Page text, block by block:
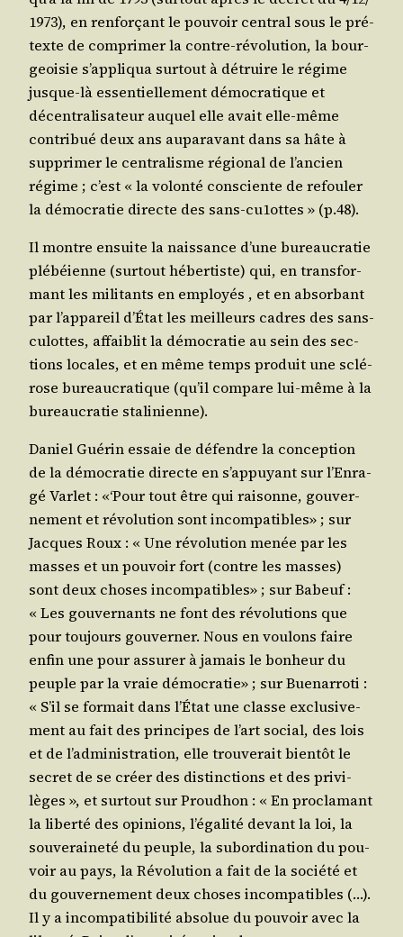
1973), en ren­for­çant le pou­voir cen­tral sous le pré­
texte de com­pri­mer la contre-révo­lu­tion, la bour­
geoi­sie s’ap­pli­qua sur­tout à détruire le régime
jusque-là essen­tiel­le­ment démo­cra­tique et
décen­tra­li­sa­teur auquel elle avait elle-même
contri­bué deux ans aupa­ra­vant dans sa hâte à
sup­pri­mer le cen­tra­lisme régio­nal de l’an­cien
régime ; c’est « la volon­té consciente de refou­ler
la démo­cra­tie directe des sans-cu1ottes » (p.48).
Il montre ensuite la nais­sance d’une bureau­cra­tie
plé­béienne (sur­tout héber­tiste) qui, en trans­for­
mant les mili­tants en employés , et en absor­bant
par l’ap­pa­reil d’É­tat les meilleurs cadres des sans-
culottes, affai­blit la démo­cra­tie au sein des sec­
tions locales, et en même temps pro­duit une sclé­
rose bureau­cra­tique (qu’il com­pare lui-même à la
bureau­cra­tie stalinienne).
Daniel Gué­rin essaie de défendre la concep­tion
de la démo­cra­tie directe en s’ap­puyant sur l’En­ra­
gé Var­let : «‘Pour tout être qui rai­sonne, gou­ver­
ne­ment et révo­lu­tion sont incom­pa­tibles» ; sur
Jacques Roux : « Une révo­lu­tion menée par les
masses et un pou­voir fort (contre les masses)
sont deux choses incom­pa­tibles» ; sur Babeuf :
« Les gou­ver­nants ne font des révo­lu­tions que
pour tou­jours gou­ver­ner. Nous en vou­lons faire
enfin une pour assu­rer à jamais le bon­heur du
peuple par la vraie démo­cra­tie» ; sur Bue­nar­ro­ti :
« S’il se for­mait dans l’É­tat une classe exclu­si­ve­
ment au fait des prin­cipes de l’art social, des lois
et de l’ad­mi­nis­tra­tion, elle trou­ve­rait bien­tôt le
secret de se créer des dis­tinc­tions et des pri­vi­
lèges », et sur­tout sur Prou­dhon : « En pro­cla­mant
la liber­té des opi­nions, l’é­ga­li­té devant la loi, la
sou­ve­rai­ne­té du peuple, la subor­di­na­tion du pou­
voir au pays, la Révo­lu­tion a fait de la socié­té et
du gou­ver­ne­ment deux choses incom­pa­tibles (…).
Il y a incom­pa­ti­bi­li­té abso­lue du pou­voir avec la